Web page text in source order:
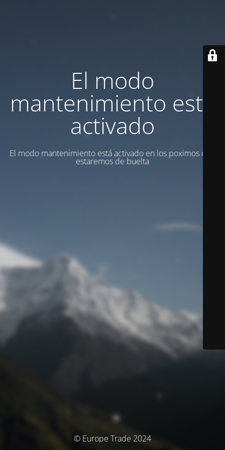
El modo
mantenimiento está
activado
El modo mantenimiento está activado en los poximos dias
estaremos de buelta
© Europe Trade 2024